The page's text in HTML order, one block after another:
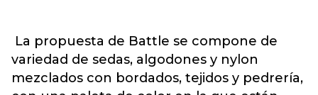
La propuesta de Battle se compone de
variedad de sedas, algodones y nylon
mezclados con bordados, tejidos y pedrería,